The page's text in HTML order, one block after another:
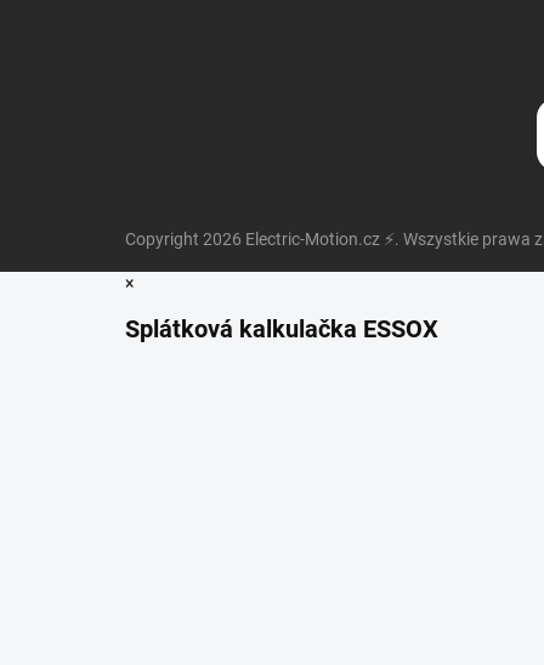
Copyright 2026 Electric-Motion.cz ⚡. Wszystkie prawa
×
Splátková kalkulačka ESSOX